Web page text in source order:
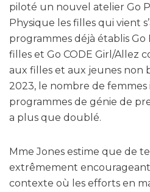
piloté un nouvel atelier Go
Physique les filles qui vient
programmes déjà établis Go
filles et Go CODE Girl/Allez
aux filles et aux jeunes non
2023, le nombre de femmes
programmes de génie de
a plus que doublé.
Mme Jones estime que de
extrêmement
contexte où les efforts en